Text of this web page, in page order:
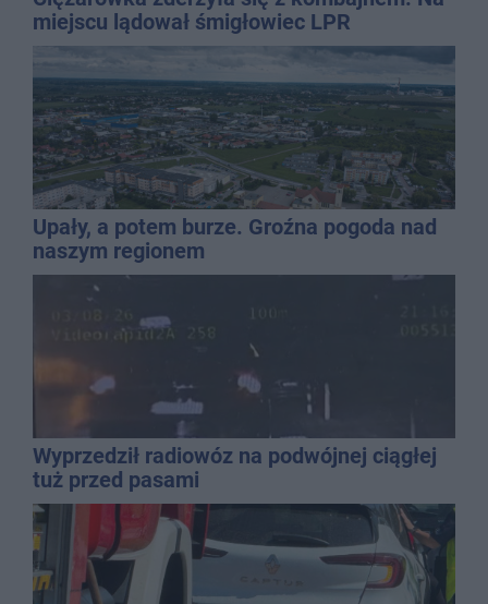
miejscu lądował śmigłowiec LPR
Upały, a potem burze. Groźna pogoda nad
naszym regionem
Wyprzedził radiowóz na podwójnej ciągłej
tuż przed pasami